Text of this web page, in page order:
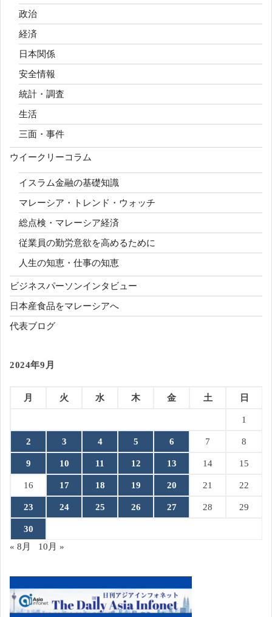
政治
経済
日本関係
安全情報
統計・調査
生活
三面・事件
ウイークリーコラム
イスラム金融の基礎知識
マレーシア・トレンド・ウォッチ
総点検・マレーシア経済
従業員の勤労意欲を高めるために
人生の知恵・仕事の知恵
ビジネスパーソンインタビュー
日本産食品をマレーシアへ
代表ブログ
2024年9月
月 火 水 木 金 土 日
1
2 3 4 5 6 7 8
9 10 11 12 13 14 15
16 17 18 19 20 21 22
23 24 25 26 27 28 29
30
« 8月
10月 »